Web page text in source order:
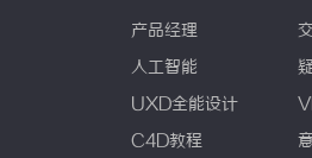
产品经理
人工智能
UXD全能设计
C4D教程